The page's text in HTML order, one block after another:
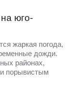
юго-
жаркая погода,
дожди.
районах,
порывистым